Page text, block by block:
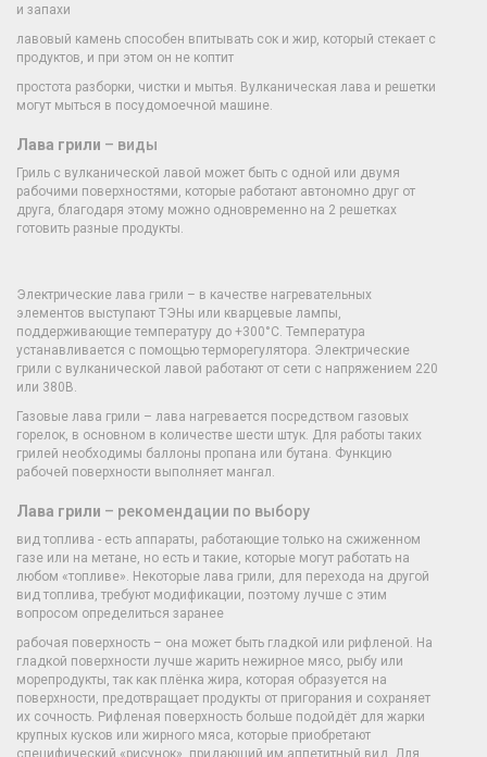
и запахи
лавовый камень способен впитывать сок и жир, который стекает с
продуктов, и при этом он не коптит
простота разборки, чистки и мытья. Вулканическая лава и решетки
могут мыться в посудомоечной машине.
Лава грили – виды
Гриль с вулканической лавой может быть с одной или двумя
рабочими поверхностями, которые работают автономно друг от
друга, благодаря этому можно одновременно на 2 решетках
готовить разные продукты.
Электрические лава грили – в качестве нагревательных
элементов выступают ТЭНы или кварцевые лампы,
поддерживающие температуру до +300°С. Температура
устанавливается с помощью терморегулятора. Электрические
грили с вулканической лавой работают от сети с напряжением 220
или 380В.
Газовые лава грили – лава нагревается посредством газовых
горелок, в основном в количестве шести штук. Для работы таких
грилей необходимы баллоны пропана или бутана. Функцию
рабочей поверхности выполняет мангал.
Лава грили – рекомендации по выбору
вид топлива - есть аппараты, работающие только на сжиженном
газе или на метане, но есть и такие, которые могут работать на
любом «топливе». Некоторые лава грили, для перехода на другой
вид топлива, требуют модификации, поэтому лучше с этим
вопросом определиться заранее
рабочая поверхность – она может быть гладкой или рифленой. На
гладкой поверхности лучше жарить нежирное мясо, рыбу или
морепродукты, так как плёнка жира, которая образуется на
поверхности, предотвращает продукты от пригорания и сохраняет
их сочность. Рифленая поверхность больше подойдёт для жарки
крупных кусков или жирного мяса, которые приобретают
специфический «рисунок», придающий им аппетитный вид. Для